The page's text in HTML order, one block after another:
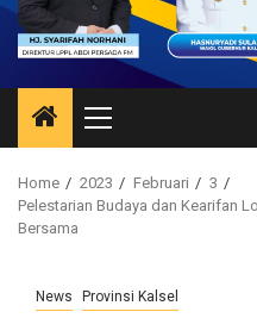
Primary
Menu
Home 2023 Februari
3
Pelestarian Budaya dan Kearifan
Bersama
News Provinsi Kalsel